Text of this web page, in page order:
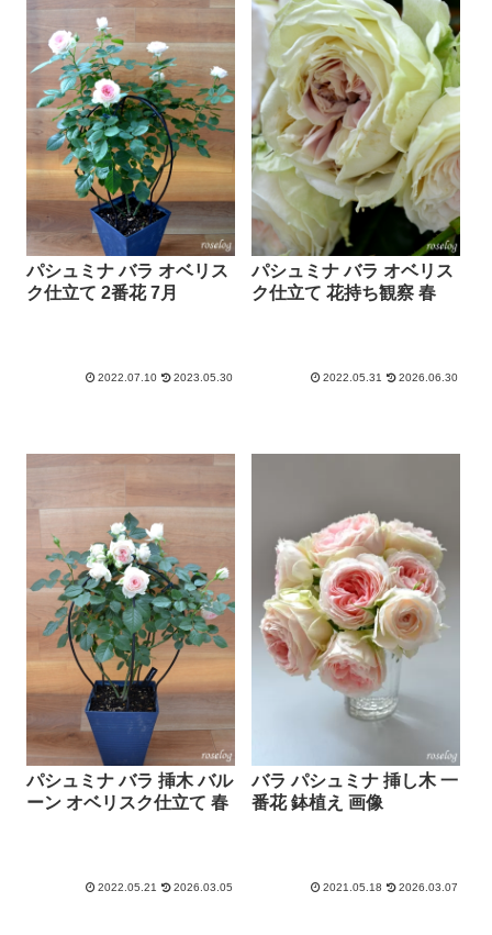
パシュミナ バラ オベリス
ク仕立て 2番花 7月
2022.07.10 2023.05.30
パシュミナ バラ オベリス
ク仕立て 花持ち観察 春
2022.05.31 2026.06.30
パシュミナ バラ 挿木 バル
ーン オベリスク仕立て 春
2022.05.21 2026.03.05
バラ パシュミナ 挿し木 一
番花 鉢植え 画像
2021.05.18 2026.03.07